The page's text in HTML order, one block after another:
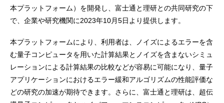
本プラットフォーム）を開発し、富士通と理研との共同研究の下
で、企業や研究機関に2023年10月5日より提供します。
本プラットフォームにより、利用者は、ノイズによるエラーを含
む量子コンピュータを用いた計算結果とノイズを含まないシミュ
レーションによる計算結果の比較などが容易に可能になり、量子
アプリケーションにおけるエラー緩和アルゴリズムの性能評価な
どの研究の加速が期待できます。さらに、富士通と理研は、超伝